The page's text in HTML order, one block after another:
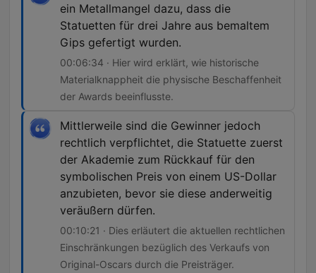
ein Metallmangel dazu, dass die
Statuetten für drei Jahre aus bemaltem
Gips gefertigt wurden.
00:06:34 · Hier wird erklärt, wie historische
Materialknappheit die physische Beschaffenheit
der Awards beeinflusste.
Mittlerweile sind die Gewinner jedoch
rechtlich verpflichtet, die Statuette zuerst
der Akademie zum Rückkauf für den
symbolischen Preis von einem US-Dollar
anzubieten, bevor sie diese anderweitig
veräußern dürfen.
00:10:21 · Dies erläutert die aktuellen rechtlichen
Einschränkungen bezüglich des Verkaufs von
Original-Oscars durch die Preisträger.